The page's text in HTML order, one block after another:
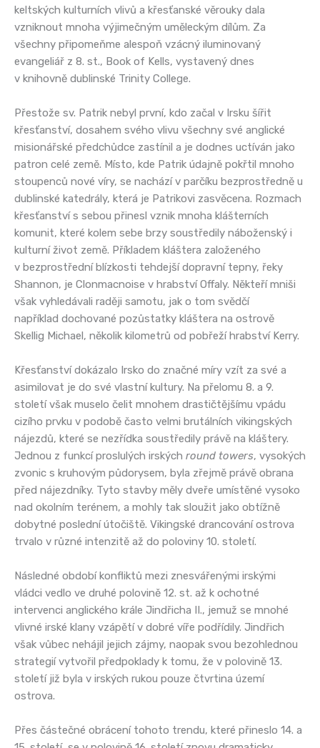
keltských kulturních vlivů a křesťanské věrouky dala
vzniknout mnoha výjimečným uměleckým dílům. Za
všechny připomeňme alespoň vzácný iluminovaný
evangeliář z 8. st., Book of Kells, vystavený dnes
v knihovně dublinské Trinity College.
Přestože sv. Patrik nebyl první, kdo začal v Irsku šířit
křesťanství, dosahem svého vlivu všechny své anglické
misionářské předchůdce zastínil a je dodnes uctíván jako
patron celé země. Místo, kde Patrik údajně pokřtil mnoho
stoupenců nové víry, se nachází v parčíku bezprostředně u
dublinské katedrály, která je Patrikovi zasvěcena. Rozmach
křesťanství s sebou přinesl vznik mnoha klášterních
komunit, které kolem sebe brzy soustředily náboženský i
kulturní život země. Příkladem kláštera založeného
v bezprostřední blízkosti tehdejší dopravní tepny, řeky
Shannon, je Clonmacnoise v hrabství Offaly. Někteří mniši
však vyhledávali raději samotu, jak o tom svědčí
například dochované pozůstatky kláštera na ostrově
Skellig Michael, několik kilometrů od pobřeží hrabství Kerry.
Křesťanství dokázalo Irsko do značné míry vzít za své a
asimilovat je do své vlastní kultury. Na přelomu 8. a 9.
století však muselo čelit mnohem drastičtějšímu vpádu
cizího prvku v podobě často velmi brutálních vikingských
nájezdů, které se nezřídka soustředily právě na kláštery.
Jednou z funkcí proslulých irských round towers, vysokých
zvonic s kruhovým půdorysem, byla zřejmě právě obrana
před nájezdníky. Tyto stavby měly dveře umístěné vysoko
nad okolním terénem, a mohly tak sloužit jako obtížně
dobytné poslední útočiště. Vikingské drancování ostrova
trvalo v různé intenzitě až do poloviny 10. století.
Následné období konfliktů mezi znesvářenými irskými
vládci vedlo ve druhé polovině 12. st. až k ochotné
intervenci anglického krále Jindřicha II., jemuž se mnohé
vlivné irské klany vzápětí v dobré víře podřídily. Jindřich
však vůbec nehájil jejich zájmy, naopak svou bezohlednou
strategií vytvořil předpoklady k tomu, že v polovině 13.
století již byla v irských rukou pouze čtvrtina území
ostrova.
Přes částečné obrácení tohoto trendu, které přineslo 14. a